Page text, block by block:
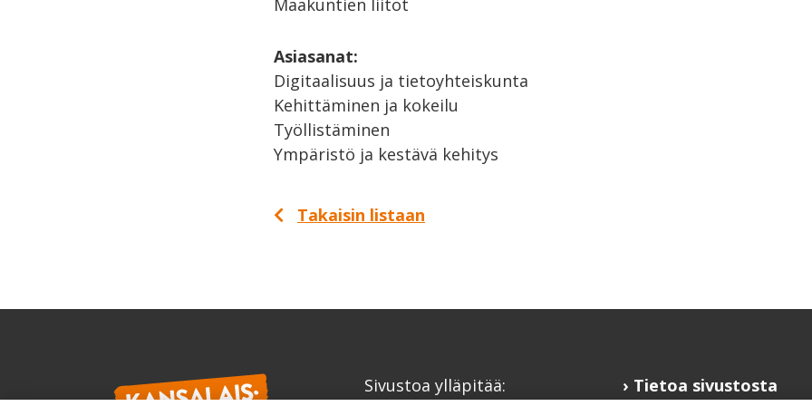
Asiasanat:
Digitaalisuus ja tietoyhteiskunta
Kehittäminen ja kokeilu
Työllistäminen
Ympäristö ja kestävä kehitys
Takaisin listaan
Sivustoa ylläpitää:
Tietoa sivustosta